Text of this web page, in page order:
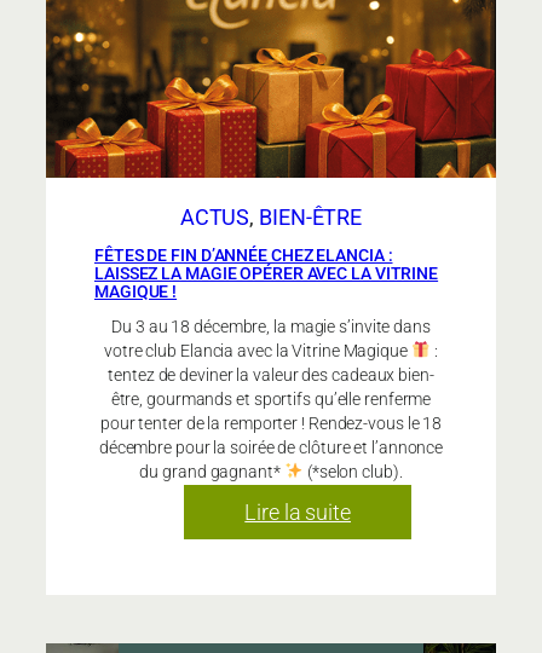
plus
encore
!
ACTUS, BIEN-ÊTRE
FÊTES DE FIN D’ANNÉE CHEZ ELANCIA :
LAISSEZ LA MAGIE OPÉRER AVEC LA VITRINE
MAGIQUE !
Du 3 au 18 décembre, la magie s’invite dans
votre club Elancia avec la Vitrine Magique
:
tentez de deviner la valeur des cadeaux bien-
être, gourmands et sportifs qu’elle renferme
pour tenter de la remporter ! Rendez-vous le 18
décembre pour la soirée de clôture et l’annonce
du grand gagnant*
(*selon club).
Lire la suite:
Fêtes